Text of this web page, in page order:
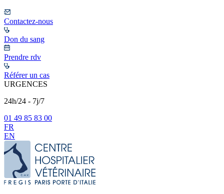
Contactez-nous
Don du sang
Prendre rdv
Référer un cas
URGENCES
24h/24 - 7j/7
01 49 85 83 00
FR
EN